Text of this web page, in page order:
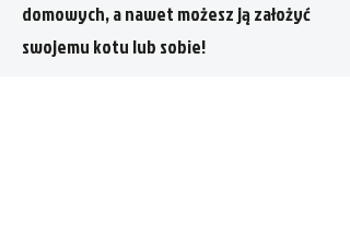
domowych, a nawet możesz ją założyć
swojemu kotu lub sobie!